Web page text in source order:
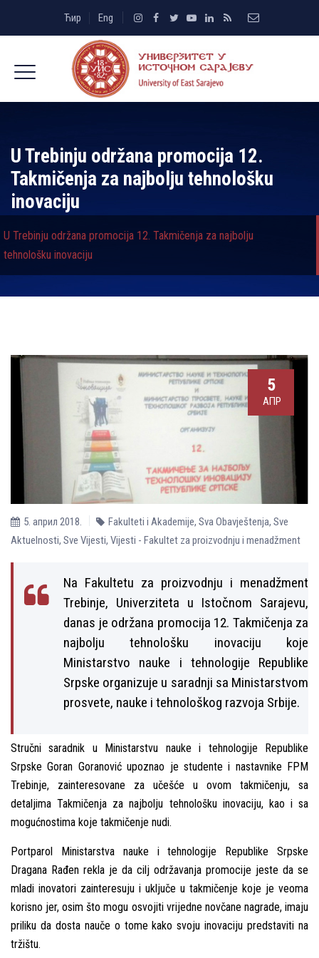
Ћир Eng
U Trebinju održana promocija 12.
Takmičenja za najbolјu tehnološku
inovaciju
U Trebinju održana promocija 12. Takmičenja za najbolјu
tehnološku inovaciju
5
АПР
5. април 2018. Fakulteti i Akademije, Sva Obavještenja, Sve
Aktuelnosti, Sve Vijesti, Vijesti - Fakultet za proizvodnju i menadžment
Na Fakultetu za proizvodnju i menadžment
Trebinje, Univerziteta u Istočnom Sarajevu,
danas je održana promocija 12. Takmičenja za
najbolјu tehnološku inovaciju koje
Ministarstvo nauke i tehnologije Republike
Srpske organizuje u saradnji sa Ministarstvom
prosvete, nauke i tehnološkog razvoja Srbije.
Stručni saradnik u Ministarstvu nauke i tehnologije Republike
Srpske Goran Goranović upoznao je studente i nastavnike FPM
Trebinje, zainteresovane za učešće u ovom takmičenju, sa
detalјima Takmičenja za najbolјu tehnološku inovaciju, kao i sa
mogućnostima koje takmičenje nudi.
Portparol Ministarstva nauke i tehnologije Republike Srpske
Dragana Rađen rekla je da cilј održavanja promocije jeste da se
mladi inovatori zainteresuju i uklјuče u takmičenje koje je veoma
korisno jer, osim što mogu osvojiti vrijedne novčane nagrade, imaju
priliku da dosta nauče o tome kako svoju inovaciju predstaviti na
tržištu.